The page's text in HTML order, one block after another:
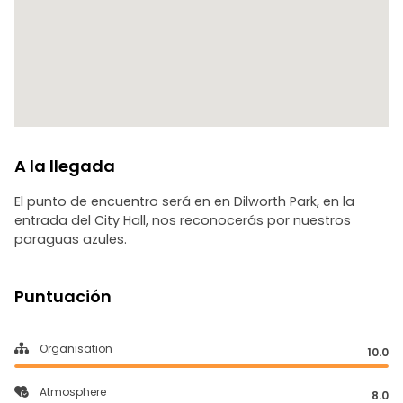
A la llegada
El punto de encuentro será en en Dilworth Park, en la
entrada del City Hall, nos reconocerás por nuestros
paraguas azules.
Puntuación
Organisation 10.0
Atmosphere 8.0